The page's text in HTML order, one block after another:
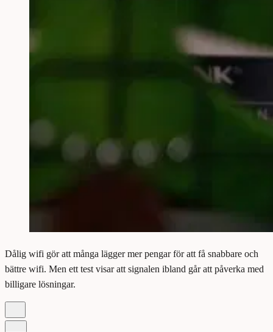
Dålig wifi gör att många lägger mer pengar för att få snabbare och
bättre wifi. Men ett test visar att signalen ibland går att påverka med
billigare lösningar.